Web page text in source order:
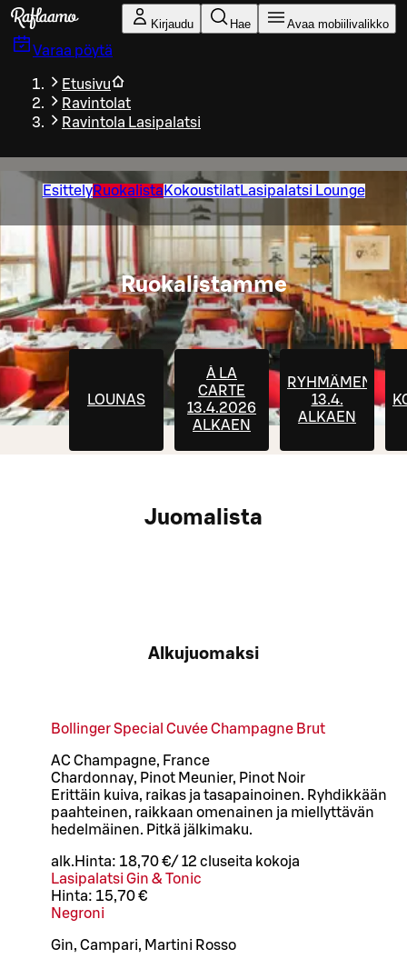
Siirry pääsisältöön
Kirjaudu Hae Avaa mobiilivalikko
Varaa pöytä
Etusivu
Ravintolat
Ravintola Lasipalatsi
EsittelyRuokalista KokoustilatLasipalatsi Lounge
Ruokalistamme
LOUNAS
À LA
CARTE
13.4.2026
ALKAEN
RYHMÄMENUT
13.4.
ALKAEN
Juomalista
Alkujuomaksi
Bollinger Special Cuvée Champagne Brut
AC Champagne, France
Chardonnay, Pinot Meunier, Pinot Noir
Erittäin kuiva, raikas ja tasapainoinen. Ryhdikkään
paahteinen, raikkaan omenainen ja miellyttävän
hedelmäinen. Pitkä jälkimaku.
alk. Hinta: 18,70 €/ 12 cl useita kokoja
Lasipalatsi Gin & Tonic
Hinta: 15,70 €
Negroni
Gin, Campari, Martini Rosso